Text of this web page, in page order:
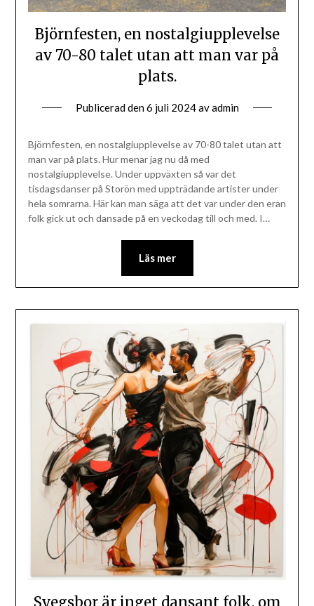
Björnfesten, en nostalgiupplevelse
av 70-80 talet utan att man var på
plats.
Publicerad den6 juli 2024avadmin
Björnfesten, en nostalgiupplevelse av 70-80 talet utan att
man var på plats. Hur menar jag nu då med
nostalgiupplevelse. Under uppväxten så var det
tisdagsdanser på Storön med uppträdande artister under
hela somrarna. Här kan man säga att det var under den eran
folk gick ut och dansade på en veckodag till och med. I…
Läs mer
Svegsbor är inget dansant folk, om